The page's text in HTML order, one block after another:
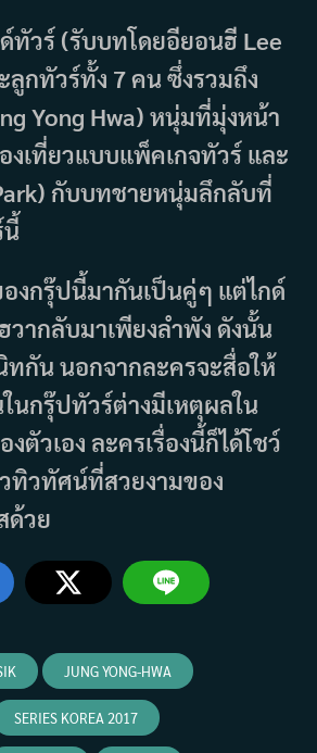
ด์ทัวร์ (รับบทโดยอียอนฮี Lee
ลูกทัวร์ทั้ง 7 คน ซึ่งรวมถึง
Yong Hwa) หนุ่มที่มุ่งหน้า
งเที่ยวแบบแพ็คเกจทัวร์ และ
กับบทชายหนุ่มลึกลับที่
นี้
งกรุ๊ปนี้มากันเป็นคู่ๆ แต่ไกด์
วากลับมาเพียงลำพัง ดังนั้น
ทกัน นอกจากละครจะสื่อให้
นกรุ๊ปทัวร์ต่างมีเหตุผลใน
ตัวเอง ละครเรื่องนี้ก็ได้โชว์
ทิวทัศน์ที่สวยงามของ
ด้วย
JUNG YONG-HWA
SERIES KOREA 2017